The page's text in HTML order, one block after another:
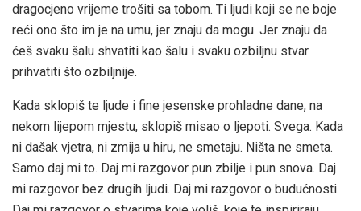
dragocjeno vrijeme trošiti sa tobom. Ti ljudi koji se ne boje
reći ono što im je na umu, jer znaju da mogu. Jer znaju da
ćeš svaku šalu shvatiti kao šalu i svaku ozbiljnu stvar
prihvatiti što ozbiljnije.
Kada sklopiš te ljude i fine jesenske prohladne dane, na
nekom lijepom mjestu, sklopiš misao o ljepoti. Svega. Kada
ni dašak vjetra, ni zmija u hiru, ne smetaju. Ništa ne smeta.
Samo daj mi to. Daj mi razgovor pun zbilje i pun snova. Daj
mi razgovor bez drugih ljudi. Daj mi razgovor o budućnosti.